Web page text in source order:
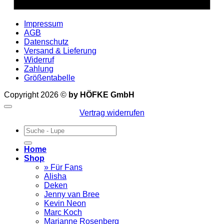
Impressum
AGB
Datenschutz
Versand & Lieferung
Widerruf
Zahlung
Größentabelle
Copyright 2026 © by HÖFKE GmbH
Vertrag widerrufen
Suchen
nach:
Home
Shop
» Für Fans
Alisha
Deken
Jenny van Bree
Kevin Neon
Marc Koch
Marianne Rosenberg